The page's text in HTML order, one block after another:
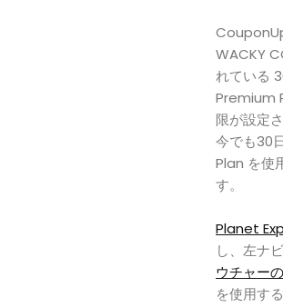
WACKY
れている
Premium
限が設定
今でも30
Plan を使
す。
Planet
し、左ナ
ウチャー
を使用す